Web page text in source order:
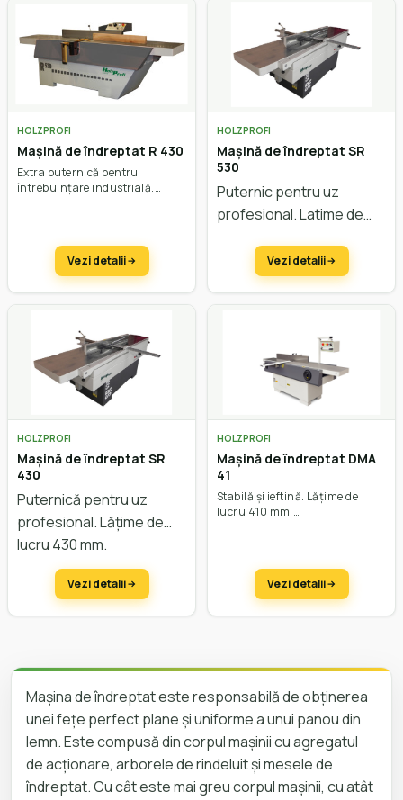
HOLZPROFI
Mașină de îndreptat R 430
Extra puternică pentru
întrebuințare industrială.
Vezi detalii
HOLZPROFI
Mașină de îndreptat SR
530
Puternic pentru uz
profesional. Latime de
Vezi detalii
HOLZPROFI
Mașină de îndreptat SR
430
Puternică pentru uz
profesional. Lățime de
lucru 430 mm.
Vezi detalii
HOLZPROFI
Mașină de îndreptat DMA
41
Stabilă și ieftină. Lățime de
lucru 410 mm.
Vezi detalii
Mașina de îndreptat este responsabilă de obținerea
unei fețe perfect plane și uniforme a unui panou din
lemn. Este compusă din corpul mașinii cu agregatul
de acționare, arborele de rindeluit și mesele de
îndreptat. Cu cât este mai greu corpul mașinii, cu atât